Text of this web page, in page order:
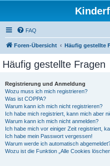
FAQ
Foren-Übersicht Häufig gestellte
Häufig gestellte Fragen
Registrierung und Anmeldung
Wozu muss ich mich registrieren?
Was ist COPPA?
Warum kann ich mich nicht registrieren?
Ich habe mich registriert, kann mich aber
Warum kann ich mich nicht anmelden?
Ich habe mich vor einiger Zeit registriert,
Ich habe mein Passwort vergessen!
Warum werde ich automatisch
Wozu ist die Funktion „Alle Cookies